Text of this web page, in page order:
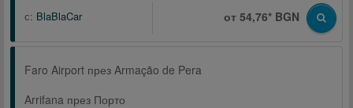
с: BlaBlaCar от 54,76* BGN
Faro Airport през Armação de Pera
Arrifana през Порто